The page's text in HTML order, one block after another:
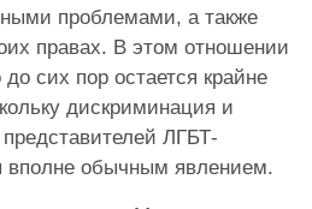
проблемами, а также
правах. В этом отношении
сих пор остается крайне
дискриминация и
ЛГБТ-
вполне обычным явлением.